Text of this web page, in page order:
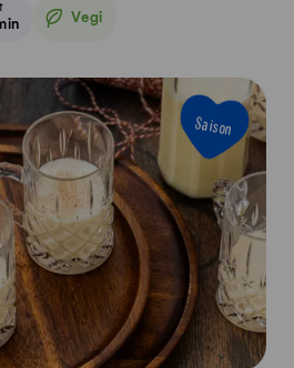
Vegi
Vegetarisch
Saison